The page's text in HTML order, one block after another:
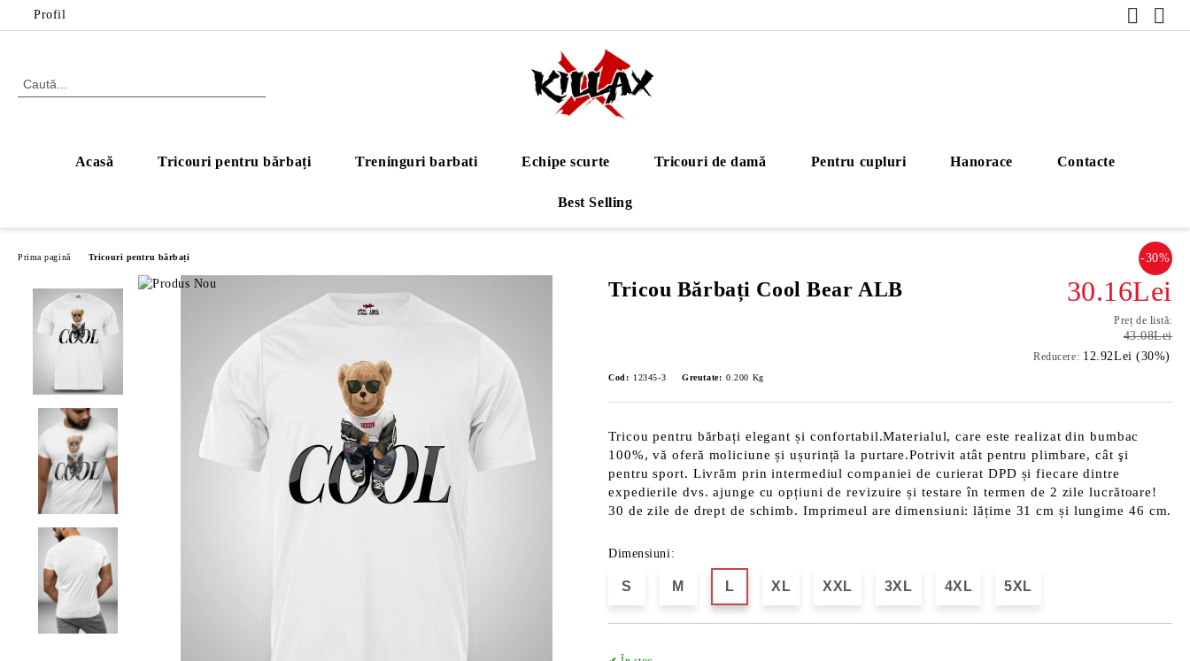
Profil
Acasă Tricouri pentru bărbați Treninguri barbati Echipe scurte Tricouri de damă Pentru cupluri Hanorace Contacte
Best Selling
Prima pagină Tricouri pentru bărbați
Tricou Bărbați Cool Bear ALB
-30%
30.16Lei
Preț de listă:
43.08Lei
Reducere: 12.92Lei (30%)
Cod: 12345-3 Greutate: 0.200 Kg
Tricou pentru bărbați elegant și confortabil.Materialul, care este realizat din bumbac
100%, vă oferă moliciune și ușurință la purtare.Potrivit atât pentru plimbare, cât şi
pentru sport. Livrăm prin intermediul companiei de curierat DPD și fiecare dintre
expedierile dvs. ajunge cu opțiuni de revizuire și testare în termen de 2 zile lucrătoare!
30 de zile de drept de schimb. Imprimeul are dimensiuni: lățime 31 cm și lungime 46 cm.
Dimensiuni:
S M L XL XXL 3XL 4XL 5XL